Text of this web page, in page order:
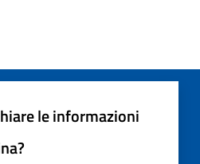
le informazioni